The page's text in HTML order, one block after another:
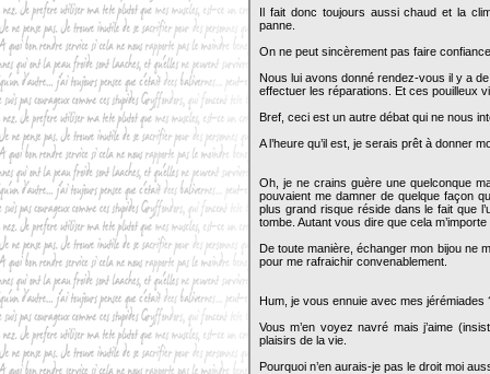
Il fait donc toujours aussi chaud et la
panne.
On ne peut sincèrement pas faire
Nous lui avons donné rendez-vous il y a
effectuer les réparations. Et ces pouilleux
Bref, ceci est un autre débat qui ne nous
A l’heure qu’il est, je serais prêt à donner
Oh, je ne crains guère une quelconque
pouvaient me damner de quelque façon
plus grand risque réside dans le fait que
tombe. Autant vous dire que cela
De toute manière, échanger mon bijou ne
pour me rafraichir convenablement.
Hum, je vous ennuie avec mes
Vous m’en voyez navré mais j’aime
plaisirs de la vie.
Pourquoi n’en aurais-je pas le droit moi